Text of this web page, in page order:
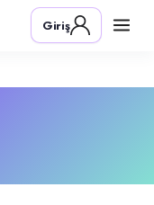
alanında
Giriş